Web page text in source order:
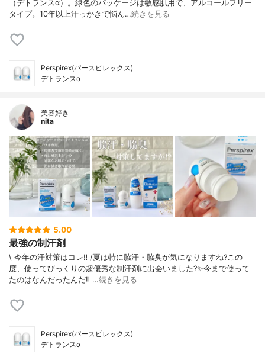
（デトランスα）。緑色のパッケージは敏感肌用で、アルコールフリー
タイプ。10年以上汗っかきで悩ん…続きを見る
Perspirex(パースピレックス)
デトランスα
美容好き
nita
5.00
最強の制汗剤
\ 今年の汗対策はコレ‼︎ /夏は特に脇汗・脇臭が気になりますね?この
度、使ってびっくりの超優秀な制汗剤に出会いました?✨今まで使って
たのはなんだったんだ‼ ︎…続きを見る
Perspirex(パースピレックス)
デトランスα